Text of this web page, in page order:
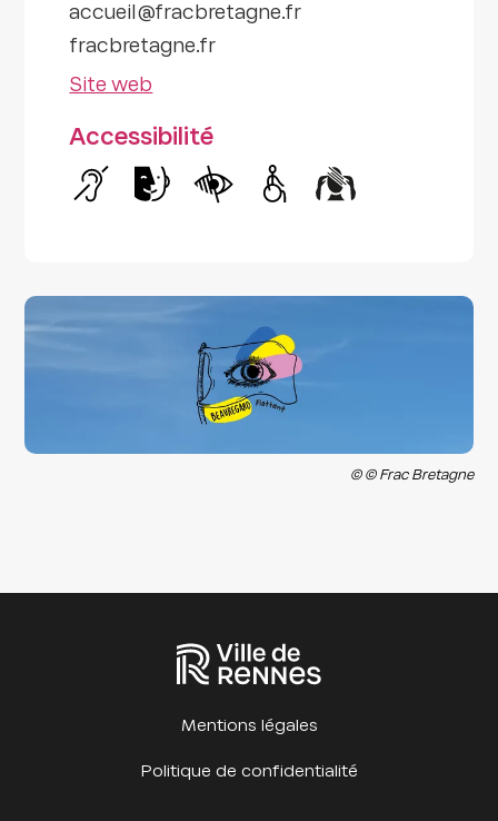
accueil@fracbretagne.fr
fracbretagne.fr
Site web
Accessibilité
Handicap auditif
Handicap intellectuel
Handicap visuel
Handicap moteur
© © Frac Bretagne
Mentions légales
Politique de confidentialité